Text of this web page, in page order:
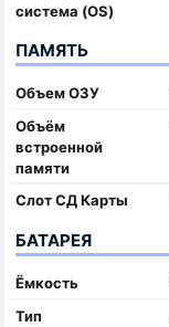
система (OS)
ПАМЯТЬ
Объем ОЗУ
Объём
встроенной
памяти
Слот СД Карты
БАТАРЕЯ
Ёмкость
Тип